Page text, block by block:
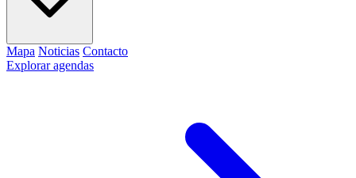
Mapa Noticias Contacto
Explorar agendas